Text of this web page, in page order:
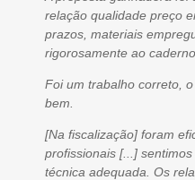
relação qualidade preço
prazos, materiais
rigorosamente ao
Foi um trabalho correto,
bem.
[Na fiscalização] foram
profissionais [...]
técnica adequada. Os